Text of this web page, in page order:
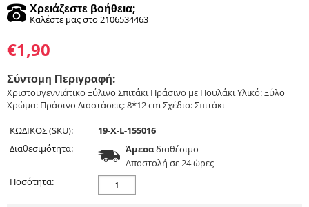
Χρειάζεστε βοήθεια;
Καλέστε μας στο 2106534463
€1,90
Σύντομη Περιγραφή:
Χριστουγεννιάτικο Ξύλινο Σπιτάκι Πράσινο με Πουλάκι Υλικό: Ξύλο
Χρώμα: Πράσινο Διαστάσεις: 8*12 cm Σχέδιο: Σπιτάκι
ΚΩΔΙΚΟΣ (SKU):
19-X-L-155016
Διαθεσιμότητα:
Άμεσαδιαθέσιμο
Aποστολή σε 24 ώρες
Ποσότητα: